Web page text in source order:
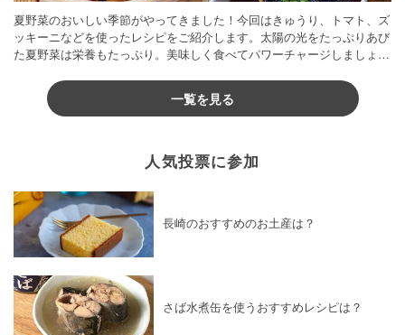
夏野菜のおいしい季節がやってきました！今回はきゅうり、トマト、ズ
ッキーニなどを使ったレシピをご紹介します。太陽の光をたっぷりあび
た夏野菜は栄養もたっぷり。美味しく食べてパワーチャージしましょう
一覧を見る
人気投票に参加
長崎のおすすめのお土産は？
さば水煮缶を使うおすすめレシピは？